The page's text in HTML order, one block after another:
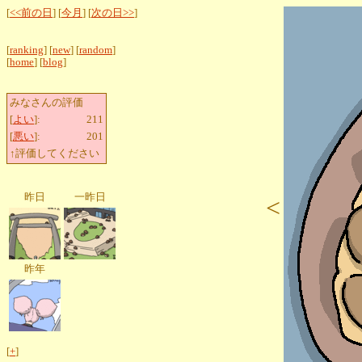
[<<前の日 ] [今月 ] [次の日>>]
[ranking] [new] [random]
[home] [blog]
みなさんの評価
[よい]:
211
[悪い]:
201
↑評価してください
昨日 一昨日
昨年
[+]
<